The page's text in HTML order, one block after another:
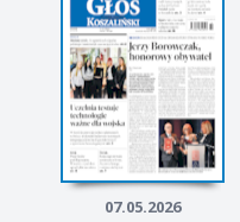
07.05.2026